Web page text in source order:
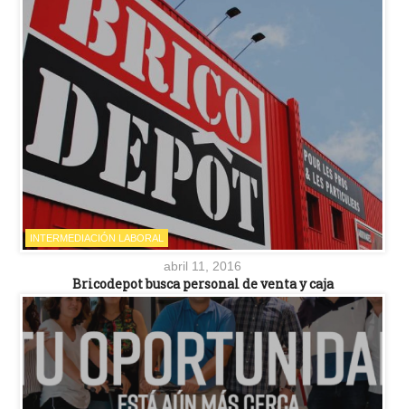
INTERMEDIACIÓN LABORAL
abril 11, 2016
Bricodepot busca personal de venta y caja